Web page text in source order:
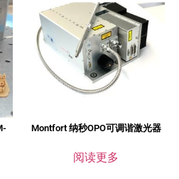
Montfort 纳秒OPO可调谐激光器
阅读更多